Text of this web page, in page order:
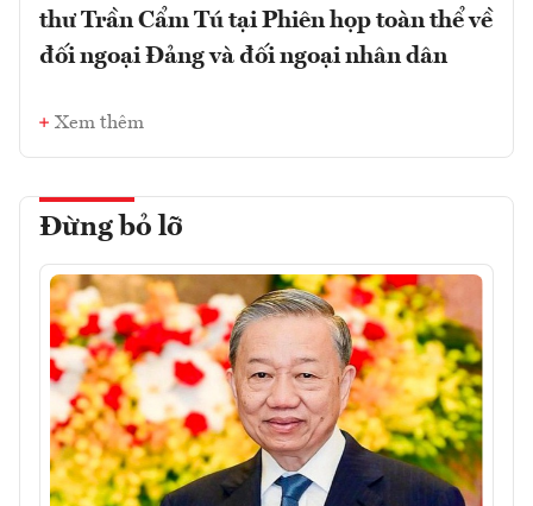
thư Trần Cẩm Tú tại Phiên họp toàn thể về
đối ngoại Đảng và đối ngoại nhân dân
Xem thêm
Đừng bỏ lỡ